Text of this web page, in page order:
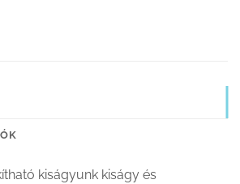
kiságyunk kiságy és